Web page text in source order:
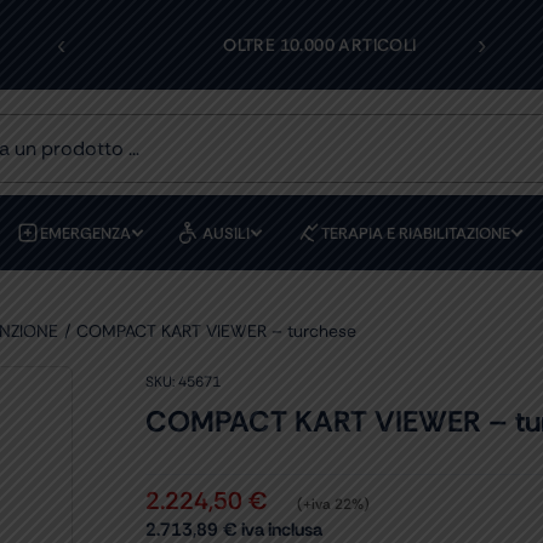
‹ OLTRE 10.000 ARTICOLI ›
EMERGENZA AUSILI TERAPIA E RIABILITAZIONE
COMPACT KART VIEWER – turchese
SKU:45671
COMPACT KART VIEWER –
2.224,50 € (+iva 22%)
2.713,89 € iva inclusa